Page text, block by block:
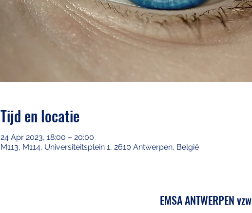
Tijd en locatie
24 Apr 2023, 18:00 – 20:00
M113, M114, Universiteitsplein 1, 2610 Antwerpen, België
EMSA ANTWERPEN vzw